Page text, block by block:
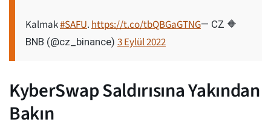
Kalmak#SAFU.https://t.co/tbQBGaGTNG— CZ 🔶
BNB (@cz_binance) 3 Eylül 2022
KyberSwap Saldırısına Yakından
Bakın